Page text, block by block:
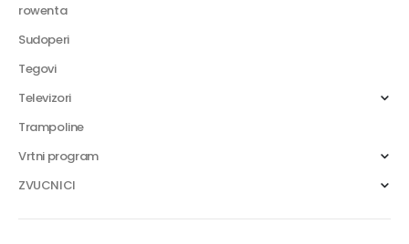
rowenta
Sudoperi
Tegovi
Televizori
Trampoline
Vrtni program
ZVUCNICI